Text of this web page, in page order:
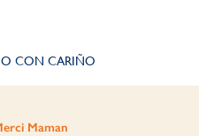
CON CARIÑO
Maman